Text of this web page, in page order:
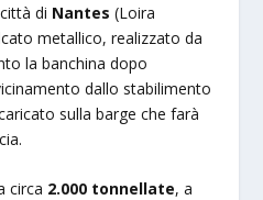
di Nantes(Loira
metallico, realizzato da
la banchina dopo
dallo stabilimento
sulla barge che farà
circa 2.000 tonnellate, a